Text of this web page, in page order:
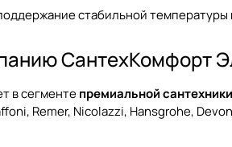
стабильной температуры
СантехКомфорт
в сегментепремиальной сантехники
Remer, Nicolazzi, Hansgrohe,